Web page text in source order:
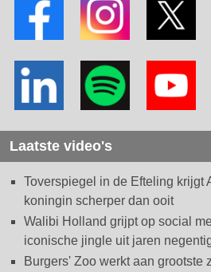
Laatste video's
Toverspiegel in de Efteling krijgt
koningin scherper dan ooit
Walibi Holland grijpt op social
iconische jingle uit jaren
Burgers' Zoo werkt aan grootste